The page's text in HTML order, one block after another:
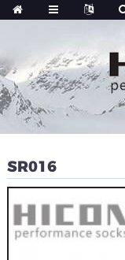
SR016